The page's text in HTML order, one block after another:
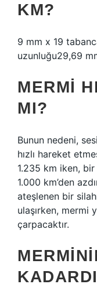
KM?
9 mm x 19
uzunluğu29,69
MERMI
MI?
Bunun nedeni,
hızlı hareket
1.235 km iken,
1.000 km’den
ateşlenen bir
ulaşırken, mermi
çarpacaktır.